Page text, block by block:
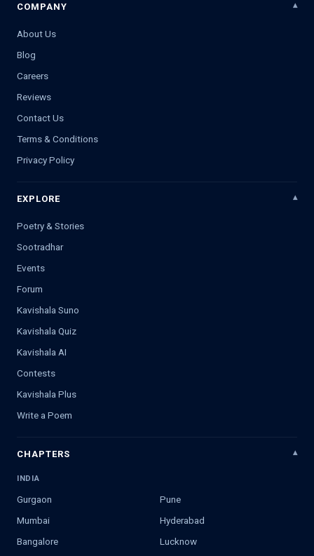
COMPANY
About Us
Blog
Careers
Reviews
Contact Us
Terms & Conditions
Privacy Policy
EXPLORE
Poetry & Stories
Sootradhar
Events
Forum
Kavishala Suno
Kavishala Quiz
Kavishala AI
Contests
Kavishala Plus
Write a Poem
CHAPTERS
INDIA
Gurgaon
Pune
Mumbai
Hyderabad
Bangalore
Lucknow